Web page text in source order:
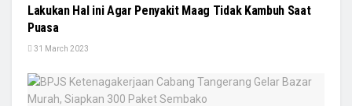
Lakukan Hal ini Agar Penyakit Maag Tidak Kambuh Saat
Puasa
31 March 2023